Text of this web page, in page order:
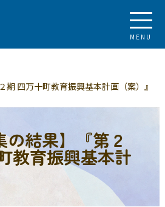
MENU
期 四万十町教育振興基本計画（案）』
の結果】『第２
教育振興基本計